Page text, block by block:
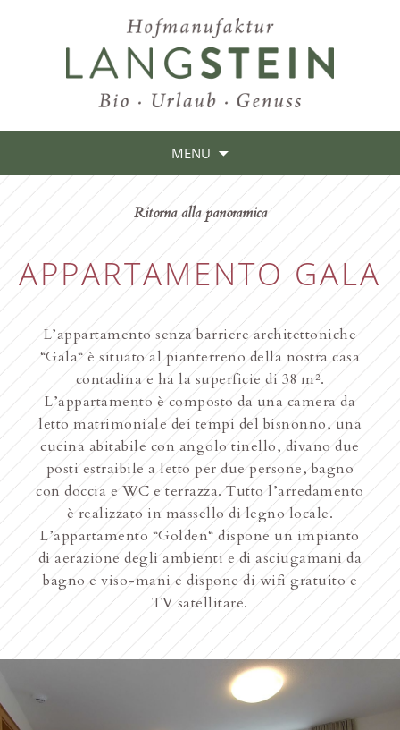
MENU
Ritorna alla panoramica
APPARTAMENTO GALA
L’appartamento senza barriere architettoniche
“Gala“ è situato al pianterreno della nostra casa
contadina e ha la superficie di 38 m².
L’appartamento è composto da una camera da
letto matrimoniale dei tempi del bisnonno, una
cucina abitabile con angolo tinello, divano due
posti estraibile a letto per due persone, bagno
con doccia e WC e terrazza. Tutto l’arredamento
è realizzato in massello di legno locale.
L’appartamento “Golden“ dispone un impianto
di aerazione degli ambienti e di asciugamani da
bagno e viso-mani e dispone di wifi gratuito e
TV satellitare.